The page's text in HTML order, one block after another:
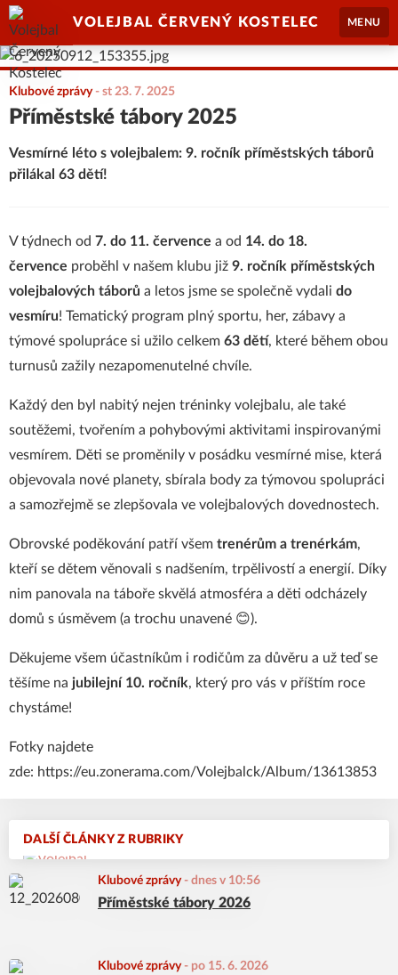
VOLEJBAL ČERVENÝ KOSTELEC MENU
DALŠÍ ČLÁNKY Z RUBRIKY
Klubové zprávy- dnes v 10:56
Příměstské tábory 2026
Klubové zprávy- po 15. 6. 2026
Klubové zprávy- st 23. 7. 2025
Příměstské tábory 2025
Vesmírné léto s volejbalem: 9. ročník příměstských táborů
přilákal 63 dětí!
V týdnech od 7. do 11. července a od 14. do 18.
července proběhl v našem klubu již 9. ročník příměstských
volejbalových táborů a letos jsme se společně vydali do
vesmíru! Tematický program plný sportu, her, zábavy a
týmové spolupráce si užilo celkem 63 dětí, které během obou
turnusů zažily nezapomenutelné chvíle.
Každý den byl nabitý nejen tréninky volejbalu, ale také
soutěžemi, tvořením a pohybovými aktivitami inspirovanými
vesmírem. Děti se proměnily v posádku vesmírné mise, která
objevovala nové planety, sbírala body za týmovou spolupráci
a samozřejmě se zlepšovala ve volejbalových dovednostech.
Obrovské poděkování patří všem trenérům a trenérkám,
kteří se dětem věnovali s nadšením, trpělivostí a energií. Díky
nim panovala na táboře skvělá atmosféra a děti odcházely
domů s úsměvem (a trochu unavené 😊).
Děkujeme všem účastníkům i rodičům za důvěru a už teď se
těšíme na jubilejní 10. ročník, který pro vás v příštím roce
chystáme!
Fotky najdete
zde: https://eu.zonerama.com/Volejbalck/Album/13613853